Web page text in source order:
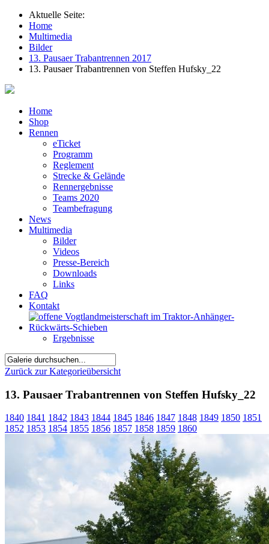
Aktuelle Seite:
Home
Multimedia
Bilder
13. Pausaer Trabantrennen 2017
13. Pausaer Trabantrennen von Steffen Hufsky_22
Home
Shop
Rennen
eTicket
Programm
Reglement
Strecke & Gelände
Rennergebnisse
Teams 2020
Teambefragung
News
Multimedia
Bilder
Videos
Presse-Bereich
Downloads
Links
FAQ
Kontakt
Ergebnisse
Zurück zur Kategorieübersicht
13. Pausaer Trabantrennen von Steffen Hufsky_22
1840 1841 1842 1843 1844 1845 1846 1847 1848 1849 1850 1851
1852 1853 1854 1855 1856 1857 1858 1859 1860